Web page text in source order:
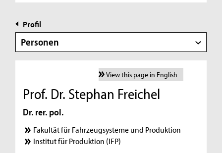
Profil
Personen
View this page in English
Prof. Dr. Stephan Freichel
Dr. rer. pol.
Fakultät für Fahrzeugsysteme und Produktion
Institut für Produktion (IFP)